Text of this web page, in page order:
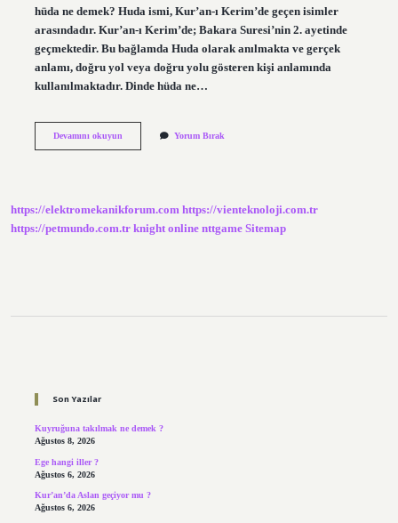
hüda ne demek? Huda ismi, Kur’an-ı Kerim’de geçen isimler
arasındadır. Kur’an-ı Kerim’de; Bakara Suresi’nin 2. ayetinde
geçmektedir. Bu bağlamda Huda olarak anılmakta ve gerçek
anlamı, doğru yol veya doğru yolu gösteren kişi anlamında
kullanılmaktadır. Dinde hüda ne…
Devamını okuyunHüda
Yorum Bırak
https://elektromekanikforum.com https://vienteknoloji.com.tr
https://petmundo.com.tr knight online nttgame Sitemap
Son Yazılar
Kuyruğuna takılmak ne demek ?
Ağustos 8, 2026
Ege hangi iller ?
Ağustos 6, 2026
Kur’an’da Aslan geçiyor mu ?
Ağustos 6, 2026